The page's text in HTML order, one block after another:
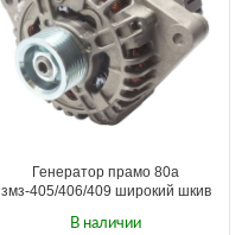
Генератор прамо 80а
змз-405/406/409 широкий шкив
В наличии